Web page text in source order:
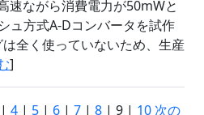
速ながら消費電力が50mWと
ュ方式A-Dコンバータを試作
全く使っていないため、生産
]
| 4 | 5 | 6 | 7 | 8 | 9 | 10 次の